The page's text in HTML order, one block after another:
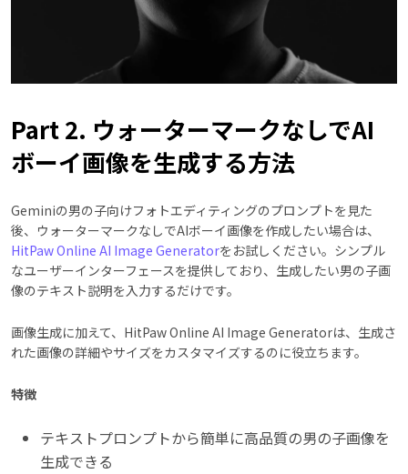
Part 2. ウォーターマークなしでAI
ボーイ画像を生成する方法
Geminiの男の子向けフォトエディティングのプロンプトを見た
後、ウォーターマークなしでAIボーイ画像を作成したい場合は、
HitPaw Online AI Image Generatorをお試しください。シンプル
なユーザーインターフェースを提供しており、生成したい男の子画
像のテキスト説明を入力するだけです。
画像生成に加えて、HitPaw Online AI Image Generatorは、生成さ
れた画像の詳細やサイズをカスタマイズするのに役立ちます。
特徴
テキストプロンプトから簡単に高品質の男の子画像を
生成できる